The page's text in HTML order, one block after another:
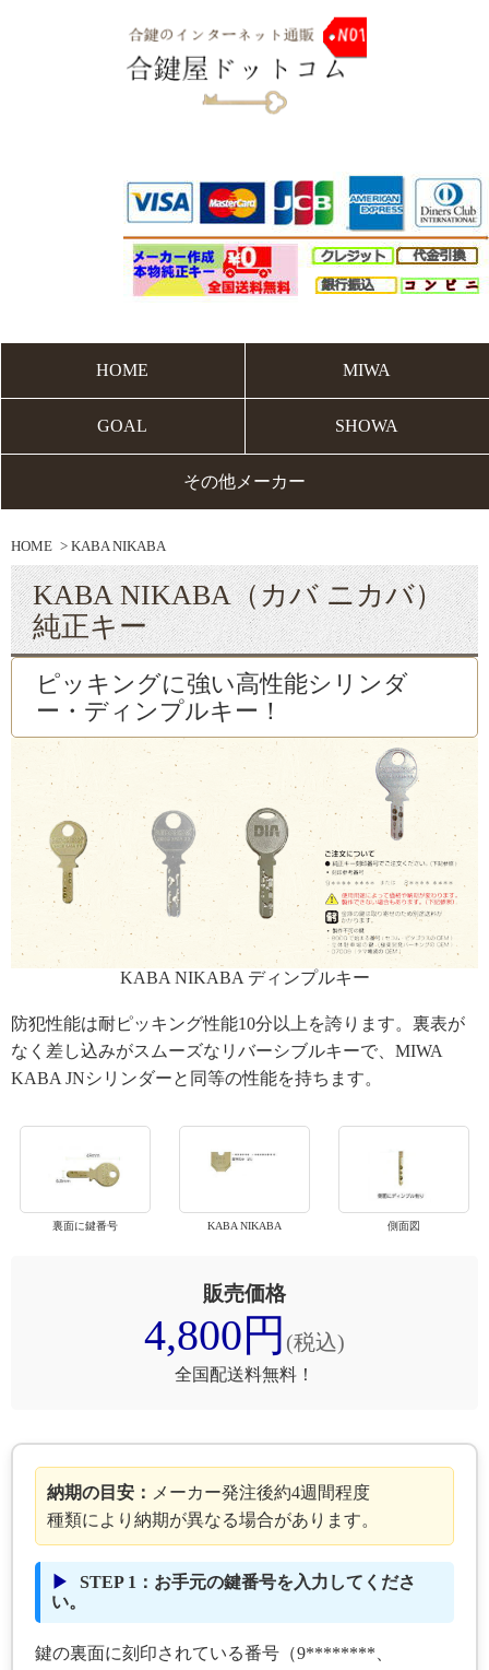
HOME MIWA
GOAL SHOWA
その他メーカー
HOME KABA NIKABA
KABA NIKABA（カバ ニカバ）
純正キー
ピッキングに強い高性能シリンダ
ー・ディンプルキー！
KABA NIKABA ディンプルキー
防犯性能は耐ピッキング性能10分以上を誇ります。裏表が
なく差し込みがスムーズなリバーシブルキーで、MIWA
KABA JNシリンダーと同等の性能を持ちます。
裏面に鍵番号 KABA NIKABA 側面図
販売価格
4,800円 (税込)
全国配送料無料！
納期の目安： メーカー発注後約4週間程度
種類により納期が異なる場合があります。
STEP 1：お手元の鍵番号を入力してくださ
い。
鍵の裏面に刻印されている番号（9********、